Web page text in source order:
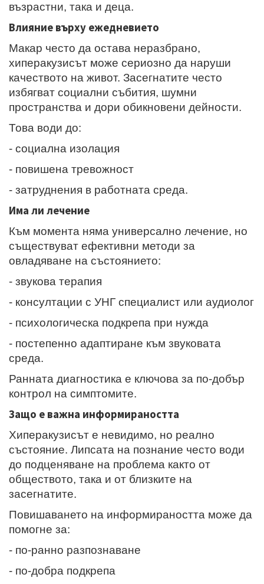
възрастни, така и деца.
Влияние върху ежедневието
Макар често да остава неразбрано,
хиперакузисът може сериозно да наруши
качеството на живот. Засегнатите често
избягват социални събития, шумни
пространства и дори обикновени дейности.
Това води до:
- социална изолация
- повишена тревожност
- затруднения в работната среда.
Има ли лечение
Към момента няма универсално лечение, но
съществуват ефективни методи за
овладяване на състоянието:
- звукова терапия
- консултации с УНГ специалист или аудиолог
- психологическа подкрепа при нужда
- постепенно адаптиране към звуковата
среда.
Ранната диагностика е ключова за по-добър
контрол на симптомите.
Защо е важна информираността
Хиперакузисът е невидимо, но реално
състояние. Липсата на познание често води
до подценяване на проблема както от
обществото, така и от близките на
засегнатите.
Повишаването на информираността може да
помогне за:
- по-ранно разпознаване
- по-добра подкрепа